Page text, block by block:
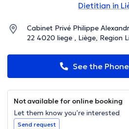
Dietitian in
Cabinet Privé Philippe
22 4020 liege , Liège, Region
See the
Not available for online booking
Let them know you’re interested
Send request